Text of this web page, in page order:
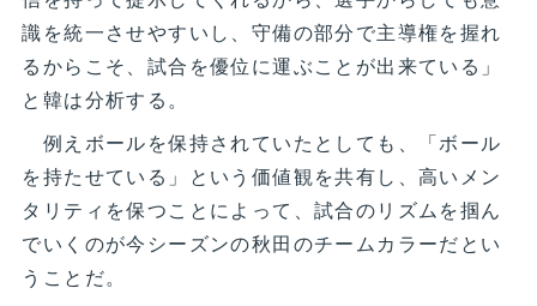
識を統一させやすいし、守備の部分で主導権を握れ
るからこそ、試合を優位に運ぶことが出来ている」
と韓は分析する。
例えボールを保持されていたとしても、「ボール
を持たせている」という価値観を共有し、高いメン
タリティを保つことによって、試合のリズムを掴ん
でいくのが今シーズンの秋田のチームカラーだとい
うことだ。